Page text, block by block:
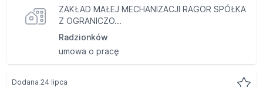
ZAKŁAD MAŁEJ MECHANIZACJI RAGOR SPÓŁKA
Z OGRANICZO...
Radzionków
umowa o pracę
Dodana 24 lipca